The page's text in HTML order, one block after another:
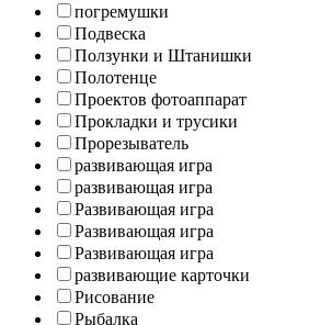
погремушки
Подвеска
Ползунки и Штанишки
Полотенце
Проектов фотоаппарат
Прокладки и трусики
Прорезыватель
развивающая игра
развивающая игра
Развивающая игра
Развивающая игра
Развивающая игра
развивающие карточки
Рисование
Рыбалка